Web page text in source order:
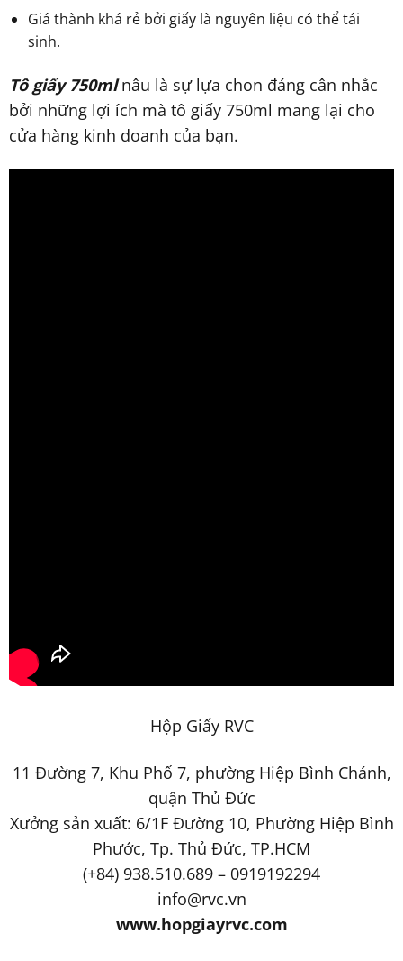
Giá thành khá rẻ bởi giấy là nguyên liệu có thể tái
sinh.
Tô giấy 750mlnâu là sự lựa chon đáng cân nhắc
bởi những lợi ích mà tô giấy 750ml mang lại cho
cửa hàng kinh doanh của bạn.
Hộp Giấy RVC
11 Đường 7, Khu Phố 7, phường Hiệp Bình Chánh,
quận Thủ Đức
Xưởng sản xuất: 6/1F Đường 10, Phường Hiệp Bình
Phước, Tp. Thủ Đức, TP.HCM
(+84) 938.510.689 – 0919192294
info@rvc.vn
www.hopgiayrvc.com